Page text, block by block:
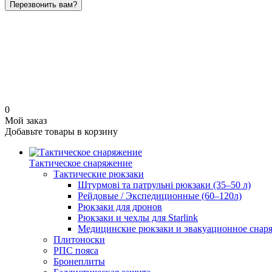
Перезвонить вам?
0
Мой заказ
Добавьте товары в корзину
Тактическое снаряжение
Тактические рюкзаки
Штурмові та патрульні рюкзаки (35–50 л)
Рейдовые / Экспедиционные (60–120л)
Рюкзаки для дронов
Рюкзаки и чехлы для Starlink
Медицинские рюкзаки и эвакуационное
Плитоноски
РПС пояса
Бронеплиты